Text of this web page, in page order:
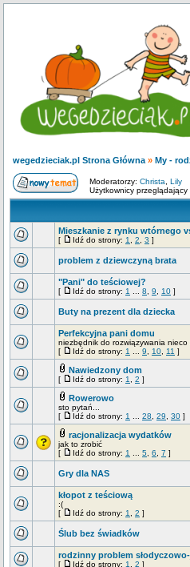
wegedzieciak.pl Strona Główna » My -
Moderatorzy: Christa
Lily
Użytkownicy
Mieszkanie z rynku wtórnego
[ Idź do strony: 1 2 3 ]
problem z dziewczyną brata
"Pani" do teściowej?
[ Idź do strony: 1 8 9 10 ]
Buty na prezent dla dziecka
Perfekcyjna pani domu
niezbędnik do rozwiązywania
[
Idź do strony: 1 9 10 11 ]
Nawiedzony dom
[ Idź do strony: 1 2 ]
Rowerowo
sto pytań...
[
Idź do strony: 1 28 29 30 ]
racjonalizacja wydatków
jak to zrobić
[
Idź do strony: 1 5 6 7 ]
Gry dla NAS
kłopot z teściową
:(
[
Idź do strony: 1 2 ]
Ślub bez świadków
rodzinny problem
[ Idź do strony: 1 2 ]